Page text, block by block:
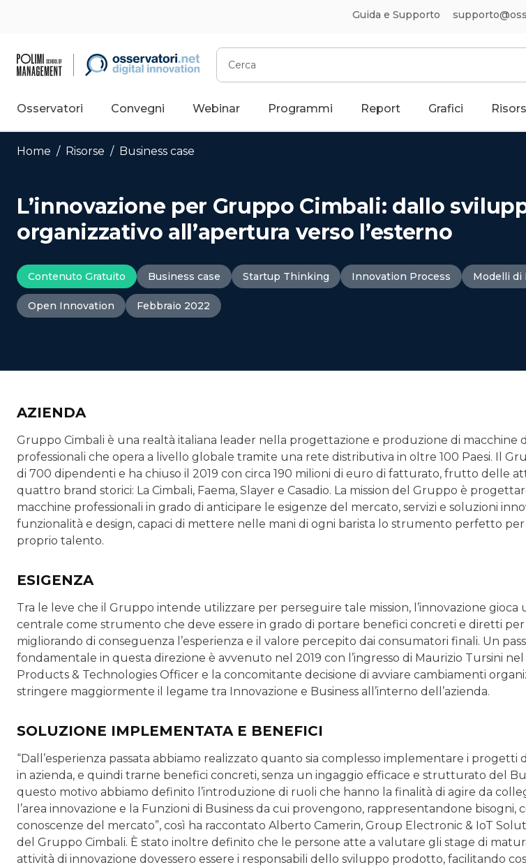
Guida e Supporto
Cerca
Osservatori Convegni Webinar Programmi Report Grafici
Home / Risorse / Business case
L’innovazione per Gruppo Cimbali: dallo
organizzativo all’apertura verso l’esterno
Contenuto Gratuito Business case Startup Thinking Innovation Process Modelli di
Open Innovation Febbraio 2022
AZIENDA
Gruppo Cimbali è una realtà italiana leader nella progettazione e produzione di macchine
professionali che opera a livello globale tramite una rete distributiva in oltre 100 Paesi. Il
di 700 dipendenti e ha chiuso il 2019 con circa 190 milioni di euro di fatturato, frutto delle
quattro brand storici: La Cimbali, Faema, Slayer e Casadio. La mission del Gruppo è
macchine professionali in grado di anticipare le esigenze del mercato, servizi e soluzioni
funzionalità e design, capaci di mettere nelle mani di ogni barista lo strumento perfetto per
proprio talento.
ESIGENZA
Tra le leve che il Gruppo intende utilizzare per perseguire tale mission, l’innovazione gioca
centrale come strumento che deve essere in grado di portare benefici concreti e diretti per
migliorando di conseguenza l’esperienza e il valore percepito dai consumatori finali. Un
fondamentale in questa direzione è avvenuto nel 2019 con l’ingresso di Maurizio Tursini
Products & Technologies Officer e la concomitante decisione di avviare cambiamenti
stringere maggiormente il legame tra Innovazione e Business all’interno dell’azienda.
SOLUZIONE IMPLEMENTATA E BENEFICI
“Dall’esperienza passata abbiamo realizzato quanto sia complesso implementare i progetti
in azienda, e quindi trarne benefici concreti, senza un ingaggio efficace e strutturato del
questo motivo abbiamo definito l’introduzione di ruoli che hanno la finalità di agire da
l’area innovazione e la Funzioni di Business da cui provengono, rappresentandone bisogni,
conoscenze del mercato”, così ha raccontato Alberto Camerin, Group Electronic & IoT
del Gruppo Cimbali. È stato inoltre definito che le persone atte a valutare gli stage di
attività di innovazione dovessero essere i responsabili dello sviluppo prodotto, facilitando